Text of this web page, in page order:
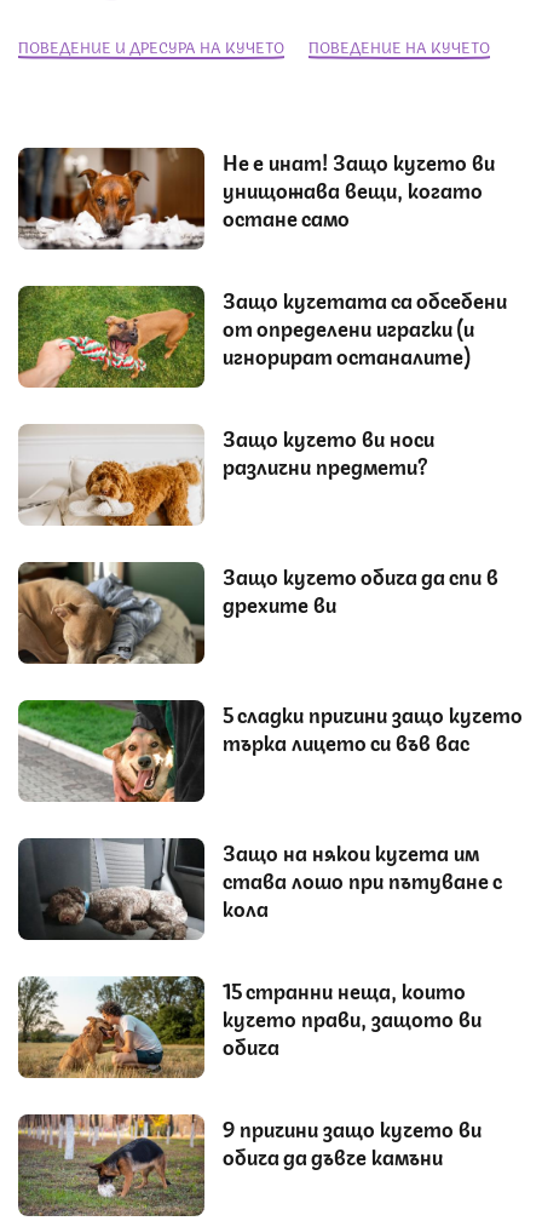
ПОВЕДЕНИЕ И ДРЕСУРА НА КУЧЕТО ПОВЕДЕНИЕ НА КУЧЕТО
Не е инат! Защо кучето ви
унищожава вещи, когато
остане само
Защо кучетата са обсебени
от определени играчки (и
игнорират останалите)
Защо кучето ви носи
различни предмети?
Защо кучето обича да спи в
дрехите ви
5 сладки причини защо кучето
търка лицето си във вас
Защо на някои кучета им
става лошо при пътуване с
кола
15 странни неща, които
кучето прави, защото ви
обича
9 причини защо кучето ви
обича да дъвче камъни